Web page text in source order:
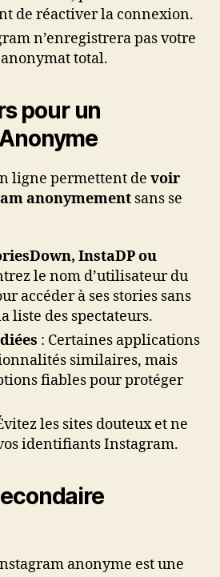
de réactiver la connexion.
n’enregistrera pas votre
total.
pour un
ligne permettent de voir
anonymement sans se
InstaDP ou
le nom d’utilisateur du
accéder à ses stories sans
liste des spectateurs.
: Certaines applications
similaires, mais
fiables pour protéger
les sites douteux et ne
identifiants Instagram.
anonyme est une